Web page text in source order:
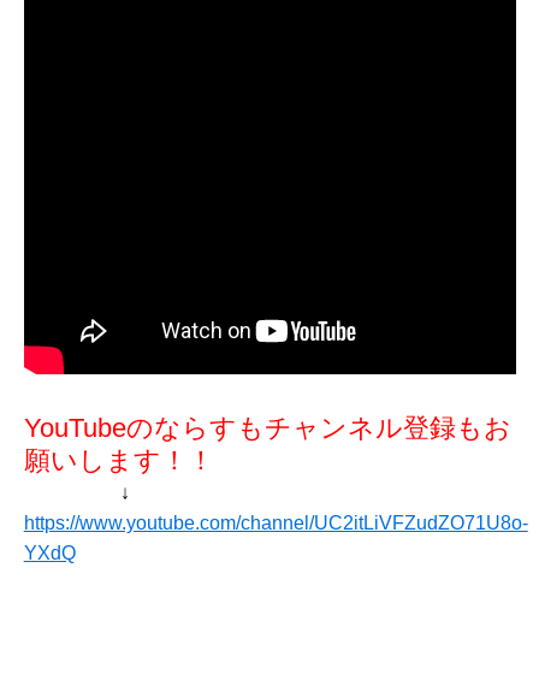
YouTubeのならすもチャンネル登録もお
願いします！！
↓
https://www.youtube.com/channel/UC2itLiVFZudZO71U8o-
YXdQ